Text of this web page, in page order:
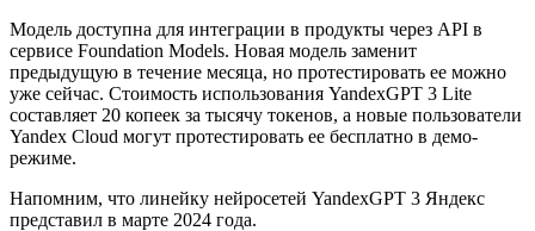
Модель доступна для интеграции в продукты через API в
сервисе Foundation Models. Новая модель заменит
предыдущую в течение месяца, но протестировать ее можно
уже сейчас. Стоимость использования YandexGPT 3 Lite
составляет 20 копеек за тысячу токенов, а новые пользователи
Yandex Cloud могут протестировать ее бесплатно в демо-
режиме.
Напомним, что линейку нейросетей YandexGPT 3 Яндекс
представил в марте 2024 года.